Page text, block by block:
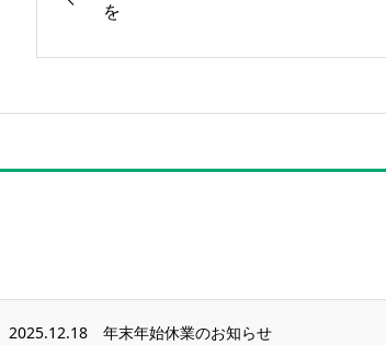
を
2025.12.18 年末年始休業のお知らせ